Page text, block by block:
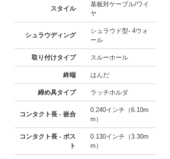
スタイル
基板対ケーブル/ワイ
ヤ
シュラウディング
シュラウド型- 4ウォ
ール
取り付けタイプ スルーホール
終端 はんだ
締め具タイプ ラッチホルダ
コンタクト長 - 嵌合
0.240インチ（6.10m
m）
コンタクト長 - ポス
ト
0.130インチ（3.30m
m）